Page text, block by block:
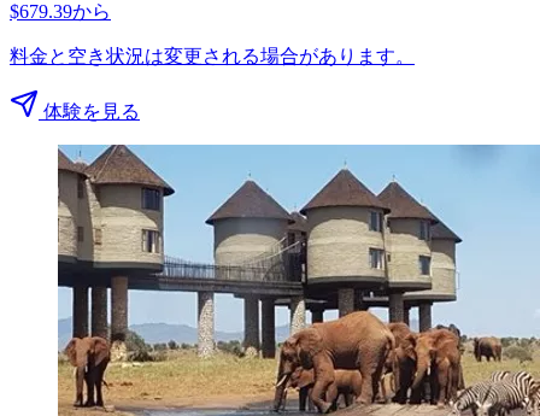
$679.39から
料金と空き状況は変更される場合があります。
体験を見る